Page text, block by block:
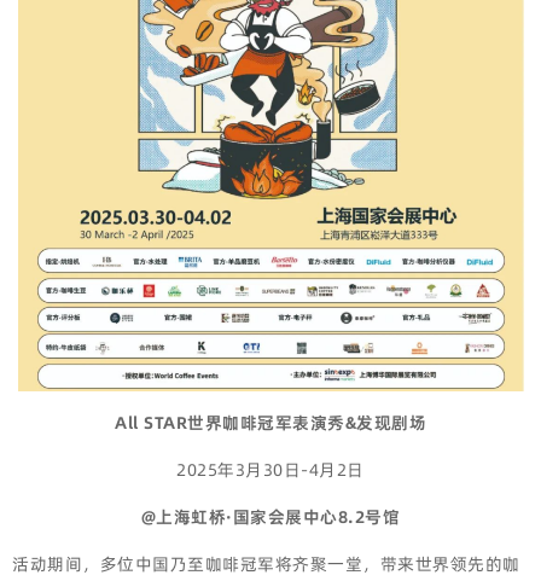
All STAR世界咖啡冠军表演秀&发现剧场
2025年3月30日-4月2日
@上海虹桥·国家会展中心8.2号馆
活动期间，多位中国乃至咖啡冠军将齐聚一堂，带来世界领先的咖